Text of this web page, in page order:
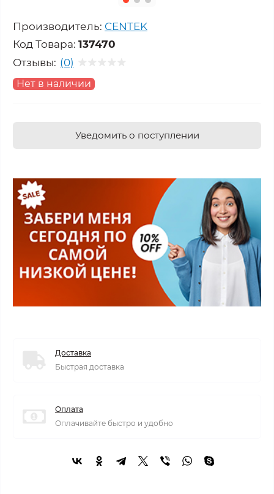
Производитель: CENTEK
Код Товара: 137470
Отзывы: (0)
Нет в наличии
Уведомить о поступлении
Доставка
Быстрая доставка
Оплата
Оплачивайте быстро и удобно